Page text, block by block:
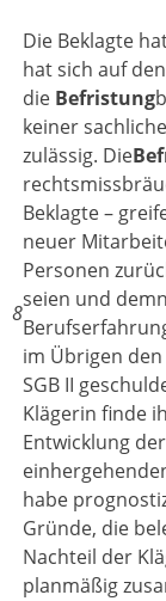
8
Die Beklagte
hat sich auf
die Befristung
keiner
zulässig. Die
Beklagte –
neuer
Personen
seien und
im Übrigen
SGB II
Klägerin finde
Entwicklung
habe
Gründe, die
Nachteil der
planmäßig